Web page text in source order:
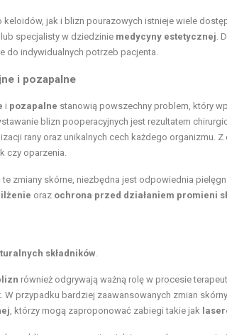
keloidów, jak i blizn pourazowych istnieje wiele
lub specjalisty w dziedzinie medycyny estetycznej .
do indywidualnych potrzeb pacjenta.
i pozapalne
i pozapalne stanowią powszechny problem, który
blizn pooperacyjnych jest rezultatem
rany oraz unikalnych cech każdego organizmu.
czy oparzenia.
te zmiany skórne , niezbędna jest odpowiednia
oraz ochrona przed działaniem promieni
składników
również odgrywają ważną rolę w procesie
. W przypadku bardziej zaawansowanych zmian
, którzy mogą zaproponować zabiegi takie jak